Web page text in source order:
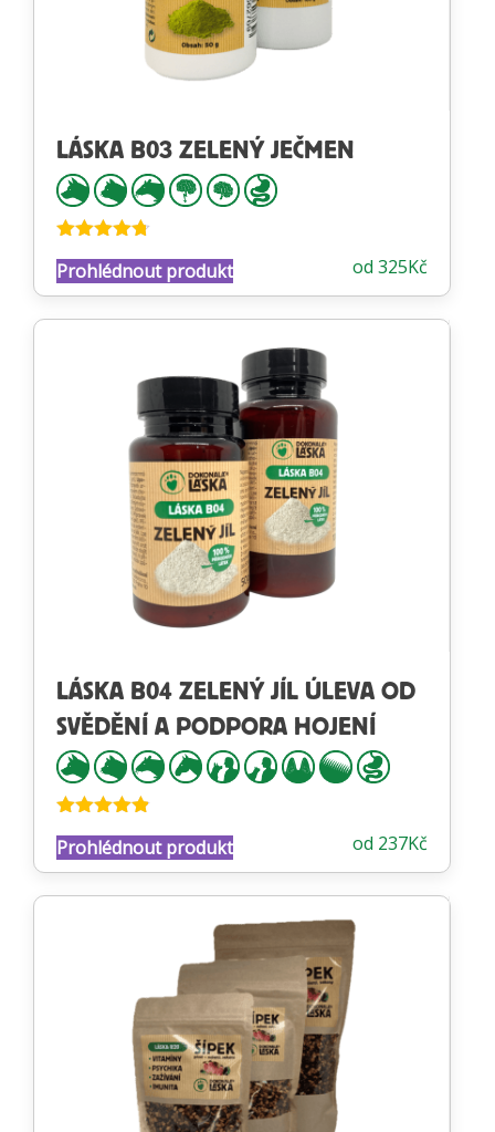
LÁSKA B03 ZELENÝ JEČMEN
4.67z 5 od 325Kč
Prohlédnout produkt
LÁSKA B04 ZELENÝ JÍL ÚLEVA OD
SVĚDĚNÍ A PODPORA HOJENÍ
4.83z 5 od 237Kč
Prohlédnout produkt